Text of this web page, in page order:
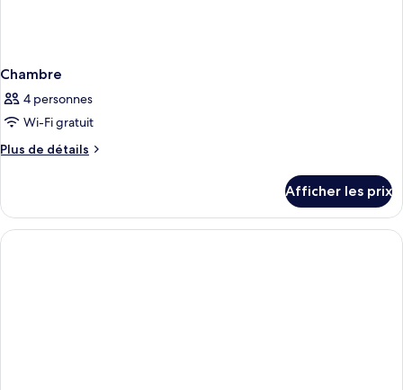
Chambre
4 personnes
Wi-Fi gratuit
Plus de détails
Plus
Chambre
Afficher les prix